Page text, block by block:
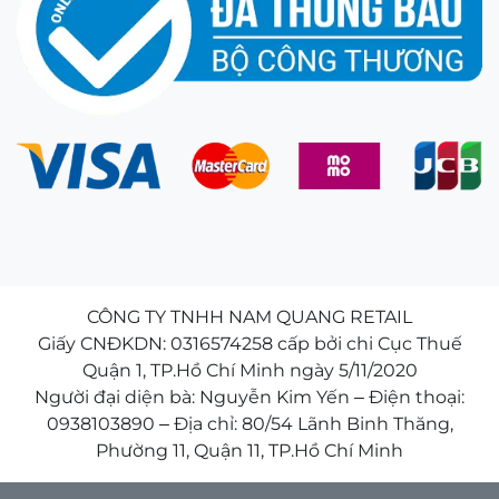
Trả lời:
Dù kính hỗ trợ rất tốt, ba mẹ vẫn cần tuân
thủ quy tắc công nghệ: Hạn chế cho con dùng thiết
bị điện tử liên tục quá 20 phút, nhắc con nhìn xa
giải lao và khuyến khích con vui chơi ngoài trời ít
tự nhiên, giúp tăng gấp đôi hiệu quả của kính.
Lời kết: Đôi mắt của con trẻ là tài sản vô giá nhưng
khỏe mạnh, không bị lệ thuộc vào những cặp kính
dày cộp khi trưởng thành.
CÔNG TY TNHH NAM QUANG RETAIL
Giấy CNĐKDN: 0316574258 cấp bởi chi Cục Thuế
Quận 1, TP.Hồ Chí Minh ngày 5/11/2020
Người đại diện bà: Nguyễn Kim Yến – Điện thoại:
0938103890 – Địa chỉ: 80/54 Lãnh Binh Thăng,
Phường 11, Quận 11, TP.Hồ Chí Minh